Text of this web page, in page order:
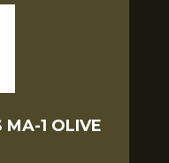
MA-1 OLIVE